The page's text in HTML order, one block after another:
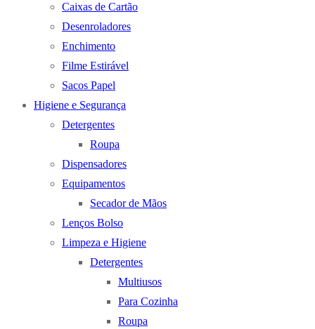
Caixas de Cartão
Desenroladores
Enchimento
Filme Estirável
Sacos Papel
Higiene e Segurança
Detergentes
Roupa
Dispensadores
Equipamentos
Secador de Mãos
Lenços Bolso
Limpeza e Higiene
Detergentes
Multiusos
Para Cozinha
Roupa